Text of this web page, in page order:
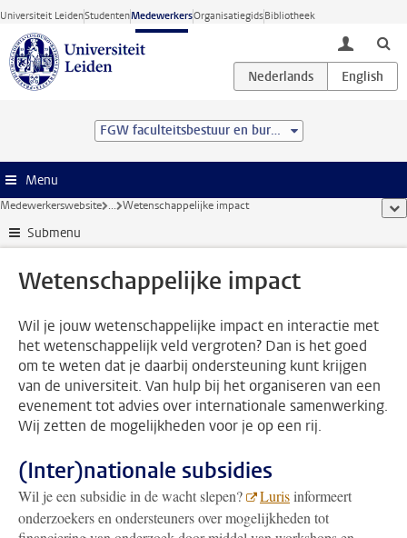
Ga direct naar de inhoud
Universiteit LeidenStudentenMedewerkersOrganisatiegidsBibliotheek
toggle
FGW faculteitsbestuur en bureau
Menu
Medewerkerswebsite ... Wetenschappelijke impact
Submenu
Wetenschappelijke impact
Wil je jouw wetenschappelijke impact en interactie met
het wetenschappelijk veld vergroten? Dan is het goed
om te weten dat je daarbij ondersteuning kunt krijgen
van de universiteit. Van hulp bij het organiseren van een
evenement tot advies over internationale samenwerking.
Wij zetten de mogelijkheden voor je op een rij.
(Inter)nationale subsidies
Wil je een subsidie in de wacht slepen? Lurisinformeert
onderzoekers en ondersteuners over mogelijkheden tot